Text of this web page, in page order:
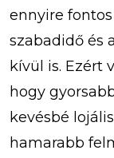
ennyire
szabadidő és
kívül is. Ezért
hogy
kevésbé
hamarabb